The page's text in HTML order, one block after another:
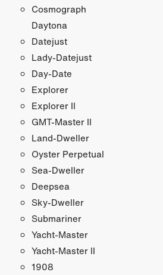
Cosmograph
Daytona
Datejust
Lady-Datejust
Day-Date
Explorer
Explorer II
GMT-Master II
Land-Dweller
Oyster Perpetual
Sea-Dweller
Deepsea
Sky-Dweller
Submariner
Yacht-Master
Yacht-Master II
1908